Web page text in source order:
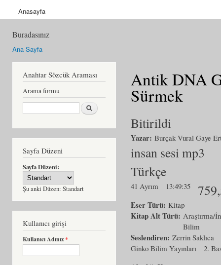
Anasayfa
Buradasınız
Ana Sayfa
Anahtar Sözcük Araması
Arama formu
Ara
Sayfa Düzeni
Sayfa Düzeni:
Şu anki Düzen: Standart
Kullanıcı girişi
Kullanıcı Adınız*
Antik DNA
Sürmek
Bitirildi
Yazar: Burçak Vural Gaye
insan sesi mp3
Türkçe
41 Ayrım 13:49:35
Eser Türü: Kitap
Kitap Alt Türü: Araştırma/
Bilim
Seslendiren: Zerrin Saklıca
Ginko Bilim Yayınları
2.